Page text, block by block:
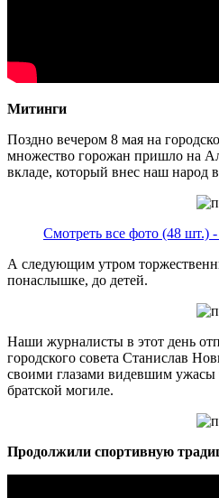
Митинги
Поздно вечером 8 мая на
множество горожан пришло на
вкладе, который внес наш народ
Смотреть все фото (48 шт.)
А следующим утром
понаслышке, до детей.
Наши журналисты в этот день
городского совета Станислав
своими глазами видевшим
братской могиле.
Продолжили спортивную